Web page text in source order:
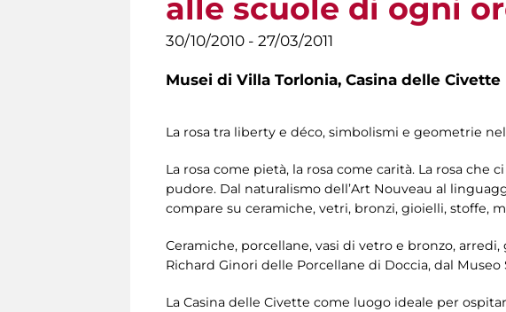
alle scuole di ogni
30/10/2010 - 27/03/2011
Musei di Villa Torlonia, Casina delle Civette
La rosa tra liberty e déco, simbolismi e geometrie
La rosa come pietà, la rosa come carità. La rosa
pudore. Dal naturalismo dell’Art Nouveau al
compare su ceramiche, vetri, bronzi, gioielli, stoffe,
Ceramiche, porcellane, vasi di vetro e bronzo,
Richard Ginori delle Porcellane di Doccia, dal
La Casina delle Civette come luogo ideale per